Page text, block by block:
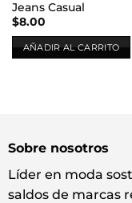
Jeans Casual
$8.00
AÑADIR AL CARRITO
Sobre nosotros
Líder en moda
saldos de marcas